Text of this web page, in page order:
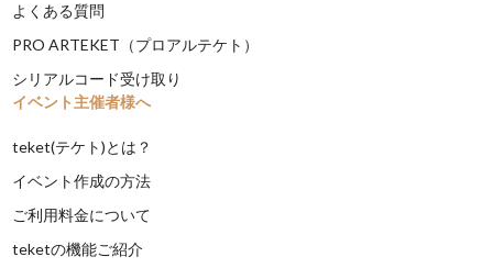
よくある質問
PRO ARTEKET（プロアルテケト）
シリアルコード受け取り
イベント主催者様へ
teket(テケト)とは？
イベント作成の方法
ご利用料金について
teketの機能ご紹介